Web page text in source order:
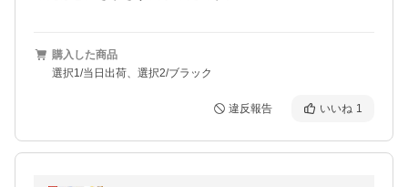
購入した商品
選択1/当日出荷、選択2/ブラック
違反報告 いいね 1